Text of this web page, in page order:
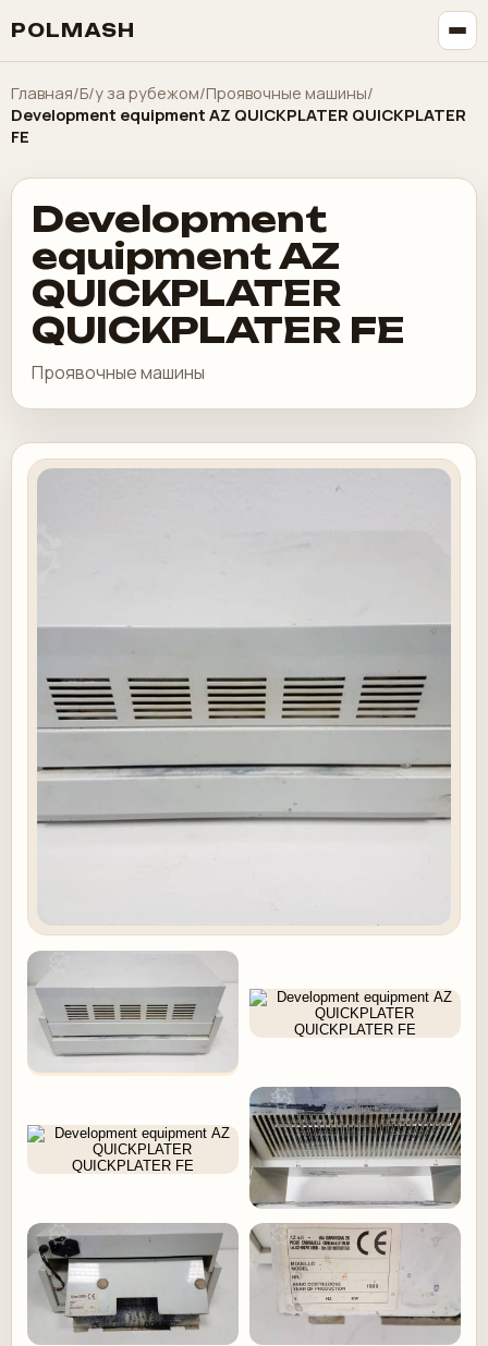
POLMASH
Главная/Б/у за рубежом/Проявочные машины/
Development equipment AZ QUICKPLATER QUICKPLATER
FE
Development
equipment AZ
QUICKPLATER
QUICKPLATER FE
Проявочные машины